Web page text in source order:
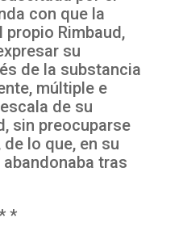
con que la
propio Rimbaud,
su
de la substancia
múltiple e
de su
sin preocuparse
lo que, en su
tras
*